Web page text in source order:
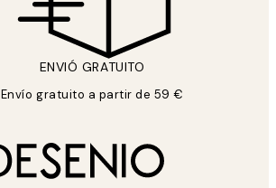
ENVIÓ GRATUITO
Envío gratuito a partir de 59 €